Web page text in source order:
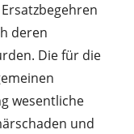
deren
Die für die
wesentliche
und